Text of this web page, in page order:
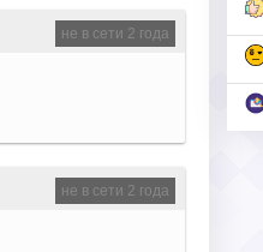
не в сети 2 года
не в сети 2 года